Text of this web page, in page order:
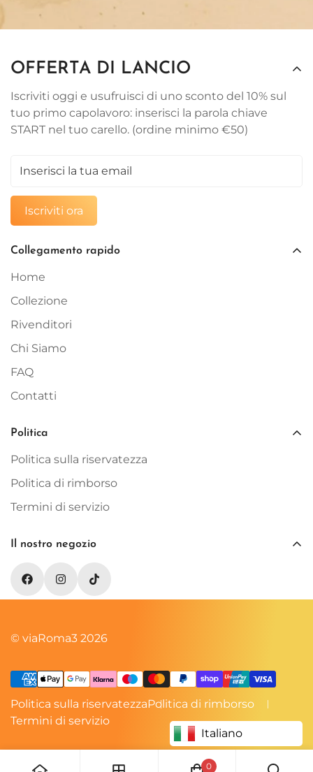
OFFERTA DI LANCIO
Iscriviti oggi e usufruisci di uno sconto del 10% sul
tuo primo capolavoro: inserisci la parola chiave
START nel tuo carello. (ordine minimo €50)
Iscriviti ora
Collegamento rapido
Home
Collezione
Rivenditori
Chi Siamo
FAQ
Contatti
Politica
Politica sulla riservatezza
Politica di rimborso
Termini di servizio
Il nostro negozio
© viaRoma3 2026
Politica sulla riservatezzaPolitica di rimborso
Termini di servizio
0
Italiano